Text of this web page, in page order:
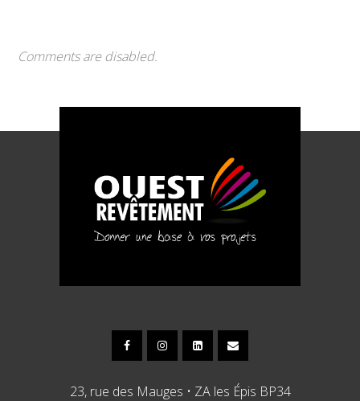
Comments are disabled.
23, rue des Mauges • ZA les Épis BP34